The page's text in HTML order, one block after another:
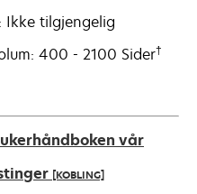
Ikke tilgjengelig
400 - 2100 Sider†
vår
[KOBLING]